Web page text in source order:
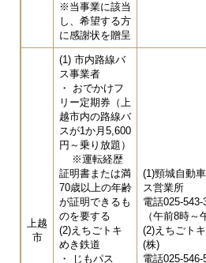
※当事業に該当
し、希望する方
に感謝状を贈呈
上越
市
(1) 市内路線バ
ス事業者
・ おでかけフ
リー定期券（上
越市内の路線バ
スが1か月5,600
円～乗り放題）
※運転経歴
証明書または満
70歳以上の年齢
が証明できるも
のを要する
(2)えちごトキ
めき鉄道
・ じもパス
(1)頸城自動
ス営業所
電話025-543-
（午前8時～
(2)えちごト
(株)
電話025-546-